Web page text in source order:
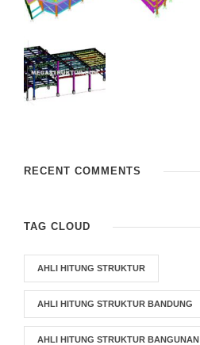
RECENT COMMENTS
TAG CLOUD
AHLI HITUNG STRUKTUR
AHLI HITUNG STRUKTUR BANDUNG
AHLI HITUNG STRUKTUR BANGUNAN